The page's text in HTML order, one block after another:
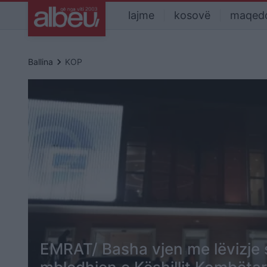
lajme kosovë
Ballina keyboard_arrow_right KOP
EMRAT/ Basha vjen me lëvizje